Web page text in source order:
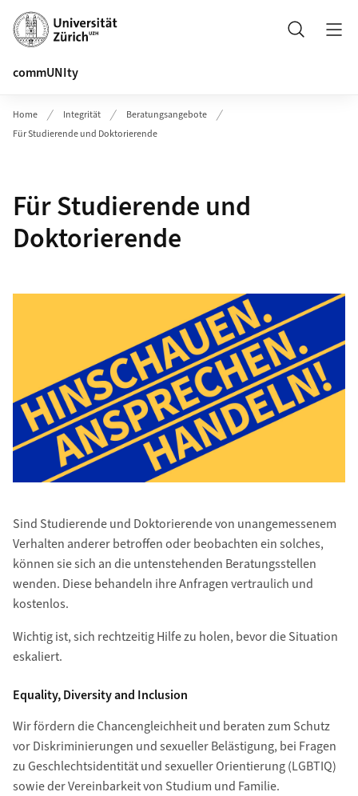
Header
Suche
commUNIty
Home Integrität
Beratungsangebote
Für Studierende und Doktorierende
Für Studierende und
Doktorierende
Sind Studierende und Doktorierende von unangemessenem
Verhalten anderer betroffen oder beobachten ein solches,
können sie sich an die untenstehenden Beratungsstellen
wenden. Diese behandeln ihre Anfragen vertraulich und
kostenlos.
Wichtig ist, sich rechtzeitig Hilfe zu holen, bevor die Situation
eskaliert.
Equality, Diversity and Inclusion
Wir fördern die Chancengleichheit und beraten zum Schutz
vor Diskriminierungen und sexueller Belästigung, bei Fragen
zu Geschlechtsidentität und sexueller Orientierung (LGBTIQ)
sowie der Vereinbarkeit von Studium und Familie.